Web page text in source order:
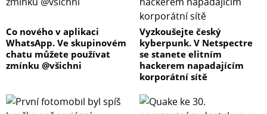
Co nového v aplikaci
WhatsApp. Ve skupinovém
chatu můžete používat
zmínku @všichni
Vyzkoušejte český
kyberpunk. V Netspectre
se stanete elitním
hackerem napadajícím
korporátní sítě